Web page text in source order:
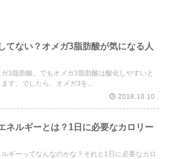
てない？オメガ3脂肪酸が気になる人
3脂肪酸。でもオメガ3脂肪酸は酸化しやすいと
す。でしたら、オメガ3を...
2018.10.10
ネルギーとは？1日に必要なカロリー
ギーってなんなのかな？それと1日に必要なカロ